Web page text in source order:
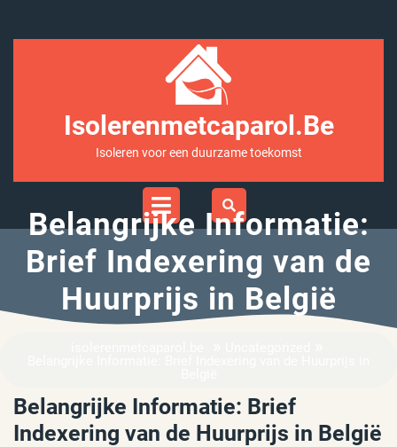
Isolerenmetcaparol.be
Isoleren voor een duurzame toekomst
Open
Belangrijke Informatie:
Brief Indexering van de
Huurprijs in België
Belangrijke Informatie: Brief
Indexering van de Huurprijs in België